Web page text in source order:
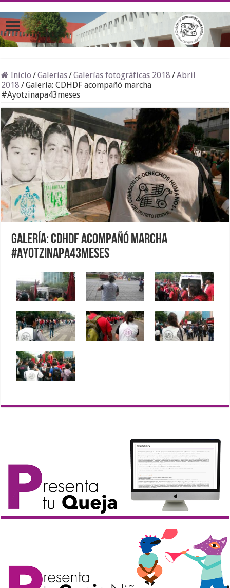
Inicio /Galerías/Galerías fotográficas 2018 /Abril
2018 /Galería: CDHDF acompañó marcha
#Ayotzinapa43meses
Galería: CDHDF acompañó marcha
#Ayotzinapa43meses